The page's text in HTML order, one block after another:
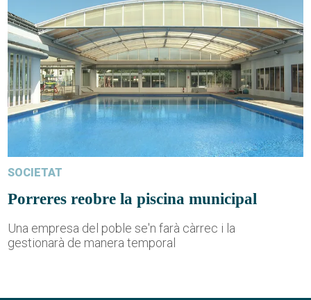
SOCIETAT
Porreres reobre la piscina municipal
Una empresa del poble se'n farà càrrec i la
gestionarà de manera temporal